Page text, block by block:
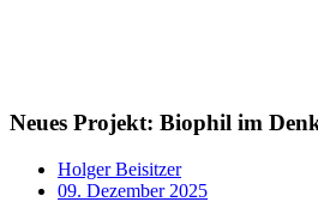
Neues Projekt: Biophil im
Holger Beisitzer
09. Dezember 2025